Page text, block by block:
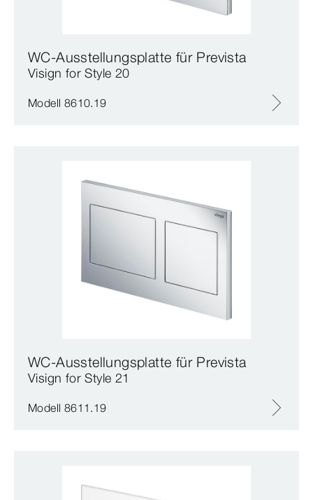
WC-Ausstellungsplatte für Prevista
Visign for Style 20
Modell 8610.19
WC-Ausstellungsplatte für Prevista
Visign for Style 21
Modell 8611.19